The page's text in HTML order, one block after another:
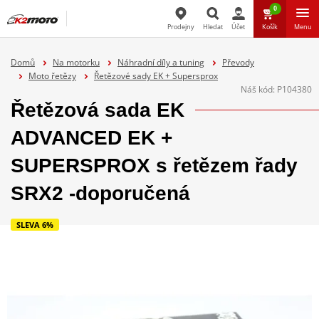
Prodejny Hledat Účet
0
Košík Menu
Domů Na motorku Náhradní díly a tuning
Převody
Moto řetězy
Řetězové sady EK + Supersprox
Náš kód: P104380
Řetězová sada EK
ADVANCED EK +
SUPERSPROX s řetězem řady
SRX2 -doporučená
SLEVA 6%